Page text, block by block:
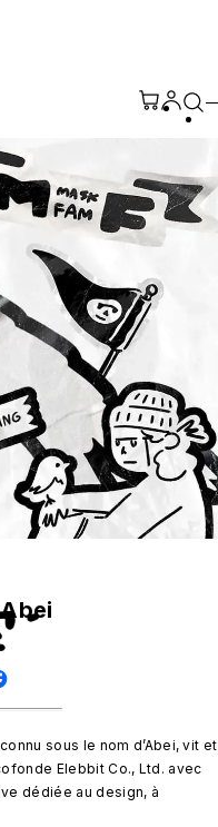
Abei
sous le nom d’Abei, vit et
Elebbit Co., Ltd. avec
dédiée au design, à